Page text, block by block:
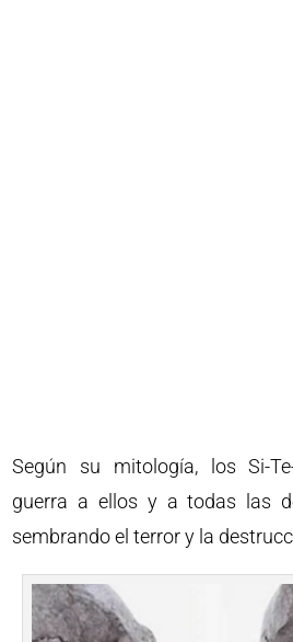
Según su mitología, los Si-
guerra a ellos y a todas las
sembrando el terror y la